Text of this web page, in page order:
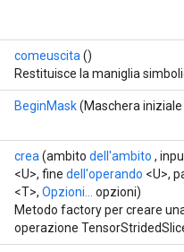
comeuscita ()
Restituisce la maniglia
BeginMask(Maschera
crea (ambito dell'ambito ,
<U>, fine dell'operando <U>,
<T>, Opzioni...
opzioni)
Metodo factory per creare
operazione